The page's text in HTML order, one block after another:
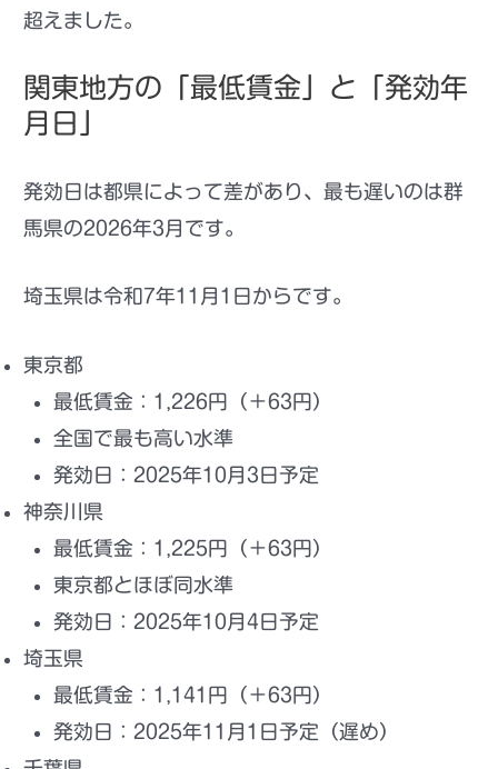
超えました。
関東地方の「最低賃金」と「発効年
月日」
発効日は都県によって差があり、最も遅いのは群
馬県の2026年3月 です。
埼玉県は令和7年11月1日からです。
東京都
最低賃金： 1,226円 （＋63円）
全国で最も高い水準
発効日： 2025年10月3日予定
神奈川県
最低賃金： 1,225円 （＋63円）
東京都とほぼ同水準
発効日： 2025年10月4日予定
埼玉県
最低賃金： 1,141円 （＋63円）
発効日： 2025年11月1日予定（遅め）